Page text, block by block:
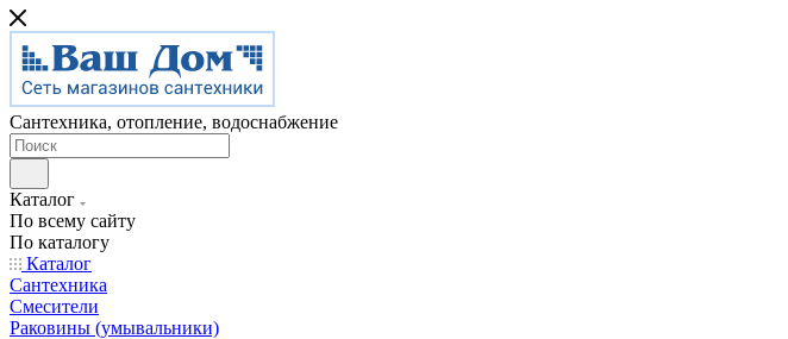
Сантехника, отопление, водоснабжение
Каталог
По всему сайту
По каталогу
Каталог
Сантехника
Смесители
Раковины (умывальники)